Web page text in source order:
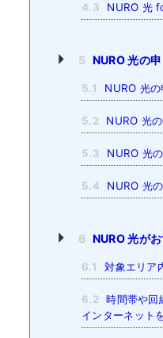
4.3 NURO 光
5 NURO 光の
5.1 NURO 光
5.2 NURO 光
5.3 NURO 光
5.4 NURO 光
6 NURO 光が
6.1 対象エリア
6.2 時間帯や回
インターネット